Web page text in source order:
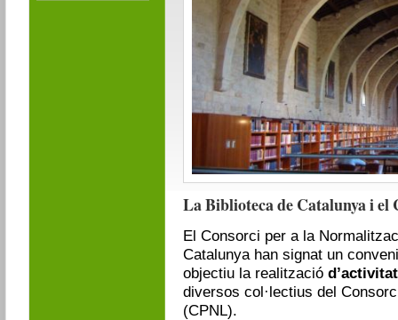
La Biblioteca de Catalunya i el
El Consorci per a la
Catalunya han signat un
objectiu la realització
diversos col·lectius del
(CPNL).